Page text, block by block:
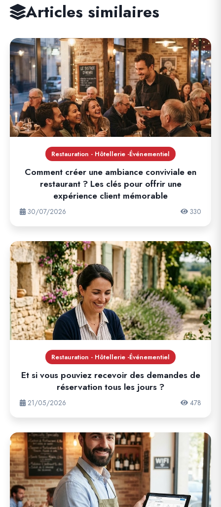
Articles similaires
Restauration - Hôtellerie -Événementiel
Comment créer une ambiance conviviale en
restaurant ? Les clés pour offrir une
expérience client mémorable
30/07/2026 330
Restauration - Hôtellerie -Événementiel
Et si vous pouviez recevoir des demandes de
réservation tous les jours ?
21/05/2026 478